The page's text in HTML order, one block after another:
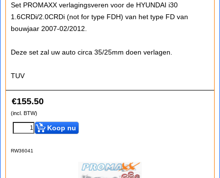
Set PROMAXX verlagingsveren voor de HYUNDAI i30
1.6CRDi/2.0CRDi (not for type FDH) van het type FD van
bouwjaar 2007-02/2012.
Deze set zal uw auto circa 35/25mm doen verlagen.
TUV
€155.50
(incl. BTW)
Koop nu
RW36041